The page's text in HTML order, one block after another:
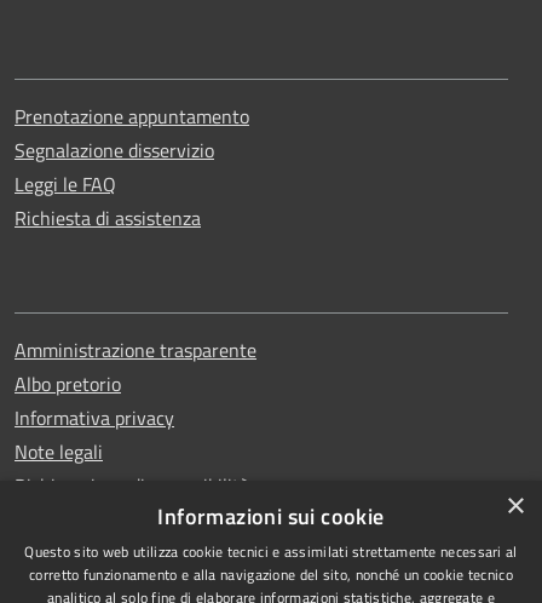
Prenotazione appuntamento
Segnalazione disservizio
Leggi le FAQ
Richiesta di assistenza
Amministrazione trasparente
Albo pretorio
Informativa privacy
Note legali
Dichiarazione di accessibilità
×
Informazioni sui cookie
Questo sito web utilizza cookie tecnici e assimilati strettamente necessari al
corretto funzionamento e alla navigazione del sito, nonché un cookie tecnico
analitico al solo fine di elaborare informazioni statistiche, aggregate e